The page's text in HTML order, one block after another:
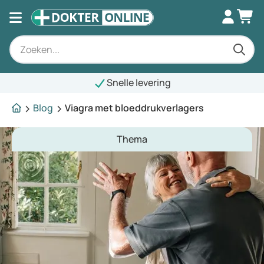
Snelle levering
Blog
Viagra met bloeddrukverlagers
Thema